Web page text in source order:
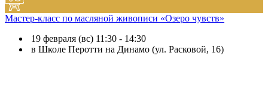
Мастер-класс по масляной живописи «Озеро чувств»
19 февраля (вс) 11:30 - 14:30
в Школе Перотти на Динамо (ул. Расковой, 16)